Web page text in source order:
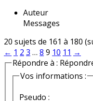
Auteur
Messages
20 sujets de 161 à 180
← 1 2 3 … 8 9 10 11 →
Répondre à :
Vos informations :
Pseudo :